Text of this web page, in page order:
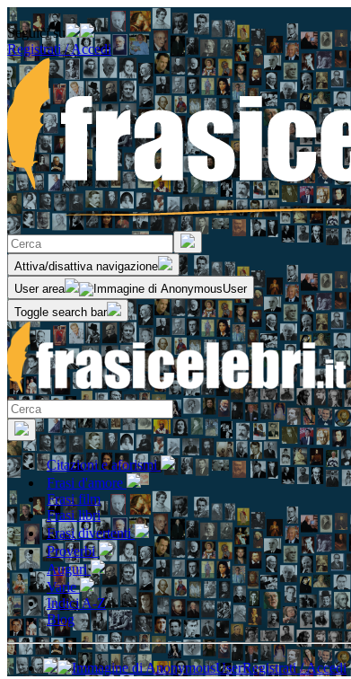
Seguici su
Registrati / Accedi
Attiva/disattiva navigazione
User area
Toggle search bar
Citazioni e aforismi
Frasi d'amore
Frasi film
Frasi libri
Frasi divertenti
Proverbi
Auguri
Varie
Indici A-Z
Blog
Registrati / Accedi